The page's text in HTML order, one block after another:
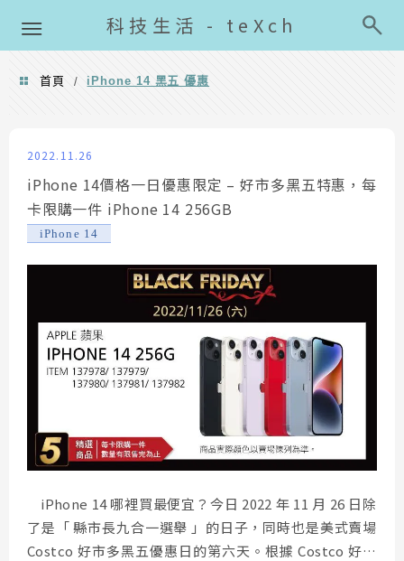
科技生活 - teXch
首頁 / iPhone 14 黑五 優惠
2022.11.26
iPhone 14價格一日優惠限定 – 好市多黑五特惠，每
卡限購一件 iPhone 14 256GB
iPhone 14
iPhone 14 哪裡買最便宜？今日 2022 年 11 月 26 日除
了是「 縣市長九合一選舉 」的日子，同時也是美式賣場
Costco 好市多黑五優惠日的第六天。根據 Costco 好市